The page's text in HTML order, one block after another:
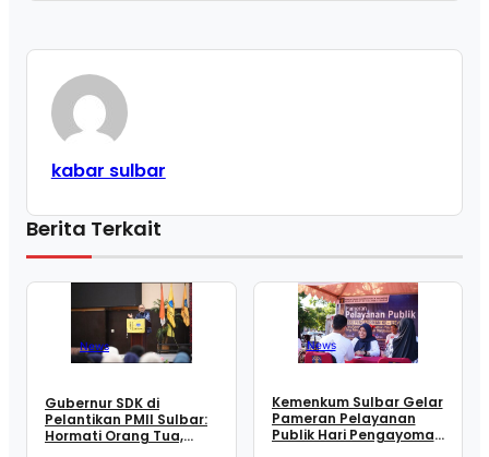
kabar sulbar
Berita Terkait
News
Gubernur SDK di
Pelantikan PMII Sulbar:
Hormati Orang Tua,
News
Kemenkum Sulbar Gelar
Pameran Pelayanan
Publik Hari Pengayoman